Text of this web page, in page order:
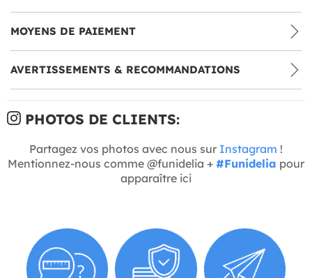
MOYENS DE PAIEMENT
AVERTISSEMENTS & RECOMMANDATIONS
PHOTOS DE CLIENTS:
Partagez vos photos avec nous sur Instagram !
Mentionnez-nous comme @funidelia + #Funidelia pour
apparaître ici